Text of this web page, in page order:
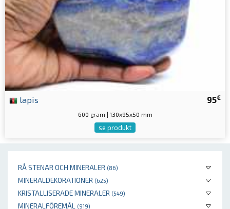
RÅ STENAR OCH MINERALER (86)
MINERALDEKORATIONER (625)
KRISTALLISERADE MINERALER (549)
MINERALFÖREMÅL (919)
95€
lapis
600 gram | 130x95x50 mm
se produkt